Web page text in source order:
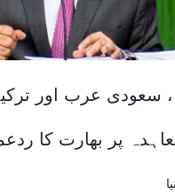
، سعودی عرب اور
پر بھارت کا